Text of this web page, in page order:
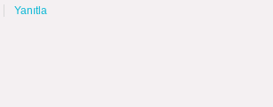
Yanıtla